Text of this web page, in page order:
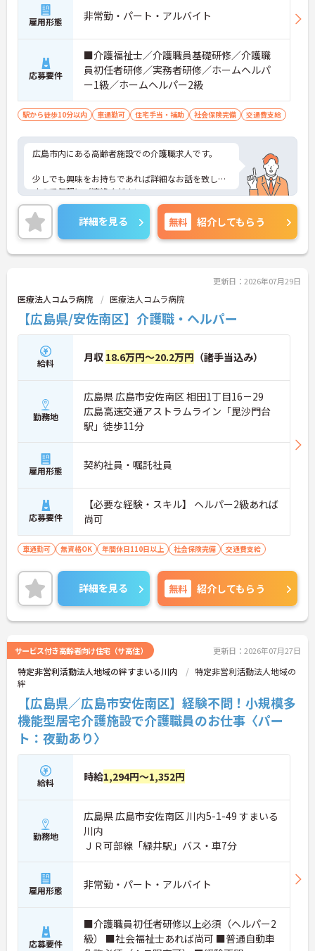
雇用形態 非常勤・パート・アルバイト
応募要件
■介護福祉士／介護職員基礎研修／介護職
員初任者研修／実務者研修／ホームヘルパ
ー1級／ホームヘルパー2級
駅から徒歩10分以内 車通勤可 住宅手当・補助 社会保険完備 交通費支給
広島市内にある高齢者施設での介護職求人です。
少しでも興味をお持ちであれば詳細なお話を致しま
すので気軽にご連絡ください。
詳細を見る 無料 紹介してもらう
更新日：2026年07月29日
医療法人コムラ病院 医療法人コムラ病院
【広島県/安佐南区】介護職・ヘルパー
給料 月収 18.6万円～20.2万円 （諸手当込み）
勤務地
広島県 広島市安佐南区 相田1丁目16－29
広島高速交通アストラムライン「毘沙門台
駅」徒歩11分
雇用形態 契約社員・嘱託社員
応募要件
【必要な経験・スキル】 ヘルパー2級あれば
尚可
車通勤可 無資格OK 年間休日110日以上 社会保険完備 交通費支給
詳細を見る 無料 紹介してもらう
サービス付き高齢者向け住宅（サ高住） 更新日：2026年07月27日
特定非営利活動法人地域の絆すまいる川内
特定非営利活動法人地域の
絆
【広島県／広島市安佐南区】経験不問！小規模多
機能型居宅介護施設で介護職員のお仕事〈パー
ト：夜勤あり〉
給料 時給1,294円～1,352円
勤務地
広島県 広島市安佐南区 川内5-1-49 すまいる
川内
ＪＲ可部線「緑井駅」バス・車7分
雇用形態 非常勤・パート・アルバイト
応募要件
■介護職員初任者研修以上必須（ヘルパー2
級） ■社会福祉士あれば尚可 ■普通自動車